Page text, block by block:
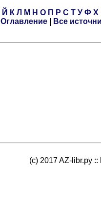
Й К Л М Н О П Р С Т У Ф Х
Оглавление
Все
(c) 2017 AZ-libr.ру ::